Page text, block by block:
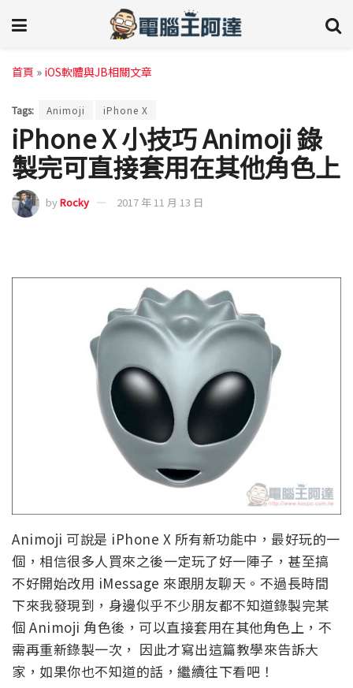
首頁 » iOS軟體與JB相關文章
Tags: Animoji iPhone X
iPhone X 小技巧 Animoji 錄
製完可直接套用在其他角色上
byRocky 2017 年 11 月 13 日
Animoji 可說是 iPhone X 所有新功能中，最好玩的一
個，相信很多人買來之後一定玩了好一陣子，甚至搞
不好開始改用 iMessage 來跟朋友聊天。不過長時間
下來我發現到，身邊似乎不少朋友都不知道錄製完某
個 Animoji 角色後，可以直接套用在其他角色上，不
需再重新錄製一次， 因此才寫出這篇教學來告訴大
家，如果你也不知道的話，繼續往下看吧！